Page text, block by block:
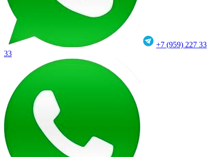
+7 (959) 227 33
33